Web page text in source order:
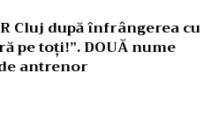
Cluj după înfrângerea cu
pe toți!”. DOUĂ nume
antrenor